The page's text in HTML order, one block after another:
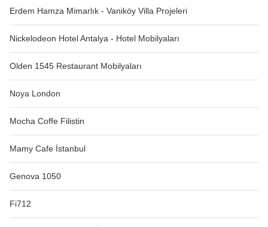
Erdem Hamza Mimarlık - Vaniköy Villa Projeleri
Nickelodeon Hotel Antalya - Hotel Mobilyaları
Olden 1545 Restaurant Mobilyaları
Noya London
Mocha Coffe Filistin
Mamy Cafe İstanbul
Genova 1050
Fi712